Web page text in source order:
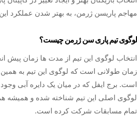
مهاجم پاریسن ژرمن، به بهتر شدن عملکرد
لوگوی تیم پاری سن ژرمن چیست؟
انتخاب لوگوی این تیم از مدت ها زمان پیش
زمان طولانی است که لوگوی این تیم به
است. برج ایفل که در میان یک دایره آبی وجود
لوگوی اصلی این تیم شناخته شده و همیشه
تمام مسابقات شرکت کرده است.